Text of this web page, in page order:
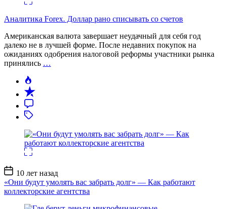
Аналитика Forex. Доллар рано списывать со счетов
Американская валюта завершает неудачный для себя год
далеко не в лучшей форме. После недавних покупок на
ожиданиях одобрения налоговой реформы участники рынка
принялись …
Дата
записи
10 лет назад
«Они будут умолять вас забрать долг» — Как работают
коллекторские агентства